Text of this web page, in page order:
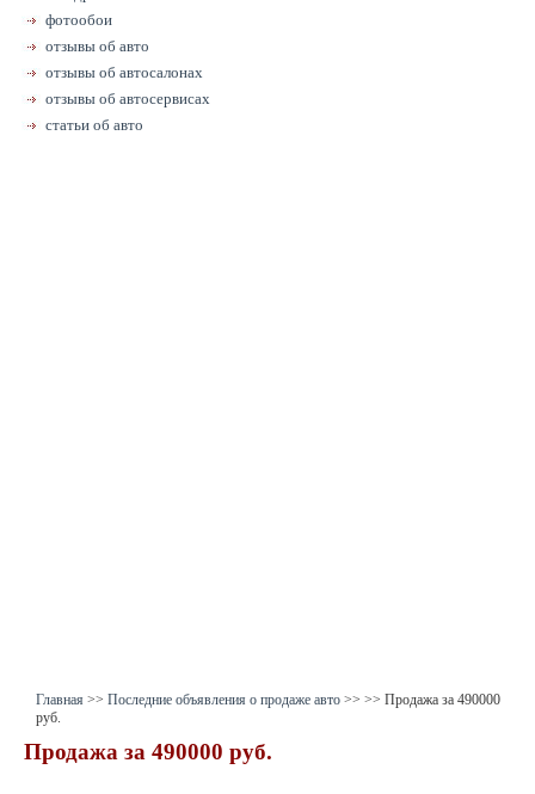
фотообои
отзывы об авто
отзывы об автосалонах
отзывы об автосервисах
статьи об авто
Главная >> Последние объявления о продаже авто >> >> Продажа за 490000
руб.
Продажа за 490000 руб.